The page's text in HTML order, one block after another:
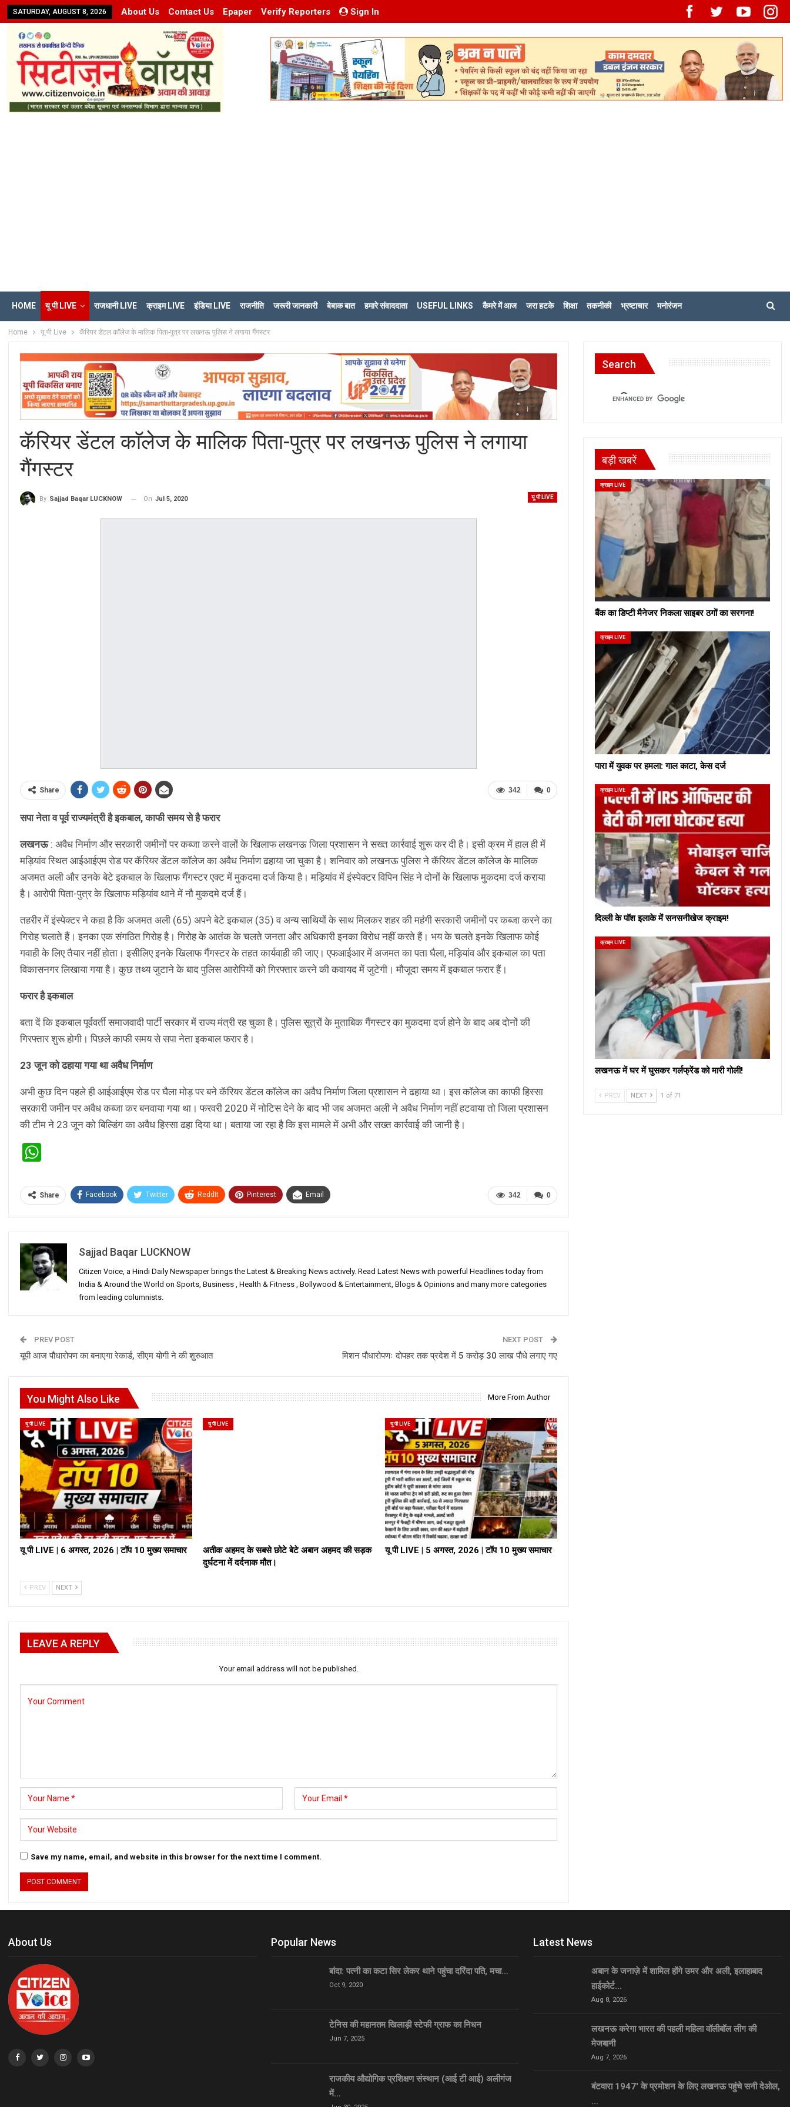
SATURDAY, AUGUST 8, 2026 About Us Contact Us Epaper Verify Reporters Sign In
HOME यू पी LIVE राजधानी LIVE क्राइम LIVE इंडिया LIVE राजनीति जरूरी जानकारी बेबाक बात हमारे संवाददाता USEFUL LINKS कैमरे में आज जरा हटके शिक्षा तकनीकी भ्रष्टाचार मनोरंजन
Home यू पी Live कॅरियर डेंटल काॅलेज के मालिक पिता-पुत्र पर लखनऊ पुलिस ने लगाया गैंगस्टर
कॅरियर डेंटल काॅलेज के मालिक पिता-पुत्र पर लखनऊ पुलिस ने लगाया
गैंगस्टर
यू पी LIVE
By Sajjad Baqar LUCKNOW On Jul 5, 2020
0
342
Share
सपा नेता व पूर्व राज्यमंत्री है इकबाल, काफी समय से है फरार
लखनऊ: अवैध निर्माण और सरकारी जमीनों पर कब्जा करने वालों के खिलाफ लखनऊ जिला प्रशासन ने सख्त कार्रवाई शुरू कर दी है। इसी क्रम में हाल ही में
मड़ियांव स्थित आईआईएम रोड पर कॅरियर डेंटल काॅलेज का अवैध निर्माण ढहाया जा चुका है। शनिवार को लखनऊ पुलिस ने कॅरियर डेंटल काॅलेज के मालिक
अजमत अली और उनके बेटे इकबाल के खिलाफ गैंगस्टर एक्ट में मुकदमा दर्ज किया है। मड़ियांव में इंस्पेक्टर विपिन सिंह ने दोनों के खिलाफ मुकदमा दर्ज कराया
है। आरोपी पिता-पुत्र के खिलाफ मड़ियांव थाने में नौ मुकदमे दर्ज हैं।
तहरीर में इंस्पेक्टर ने कहा है कि अजमत अली (65) अपने बेटे इकबाल (35) व अन्य साथियों के साथ मिलकर शहर की महंगी सरकारी जमीनों पर कब्जा करने का
गिरोह चलाते हैं। इनका एक संगठित गिरोह है। गिरोह के आतंक के चलते जनता और अधिकारी इनका विरोध नहीं करते हैं। भय के चलते इनके खिलाफ कोई
गवाही के लिए तैयार नहीं होता। इसीलिए इनके खिलाफ गैंगस्टर के तहत कार्यवाही की जाए। एफआईआर में अजमत का पता घैला, मड़ियांव और इकबाल का पता
विकासनगर लिखाया गया है। कुछ तथ्य जुटाने के बाद पुलिस आरोपियों को गिरफ्तार करने की कवायद में जुटेगी। मौजूदा समय में इकबाल फरार हैं।
फरार है इकबाल
बता दें कि इकबाल पूर्ववर्ती समाजवादी पार्टी सरकार में राज्य मंत्री रह चुका है। पुलिस सूत्रों के मुताबिक गैंगस्टर का मुकदमा दर्ज होने के बाद अब दोनों की
गिरफ्तार शुरू होगी। पिछले काफी समय से सपा नेता इकबाल फरार है।
23 जून को ढहाया गया था अवैध निर्माण
अभी कुछ दिन पहले ही आईआईएम रोड पर घैला मोड़ पर बने कॅरियर डेंटल काॅलेज का अवैध निर्माण जिला प्रशासन ने ढहाया था। इस काॅलेज का काफी हिस्सा
सरकारी जमीन पर अवैध कब्जा कर बनवाया गया था। फरवरी 2020 में नोटिस देने के बाद भी जब अजमत अली ने अवैध निर्माण नहीं हटवाया तो जिला प्रशासन
की टीम ने 23 जून को बिल्डिंग का अवैध हिस्सा ढहा दिया था। बताया जा रहा है कि इस मामले में अभी और सख्त कार्रवाई की जानी है।
0
342
Share Facebook Twitter ReddIt Pinterest Email
Sajjad Baqar LUCKNOW
Citizen Voice, a Hindi Daily Newspaper brings the Latest & Breaking News actively. Read Latest News with powerful Headlines today from
India & Around the World on Sports, Business , Health & Fitness , Bollywood & Entertainment, Blogs & Opinions and many more categories
from leading columnists.
PREV POST
यूपी आज पौधारोपण का बनाएगा रेकार्ड, सीएम योगी ने की शुरुआत
NEXT POST
मिशन पौधारोपणः दोपहर तक प्रदेश में 5 करोड़ 30 लाख पौधे लगाए गए
You Might Also Like More From Author
यू पी LIVE
यू पी LIVE | 6 अगस्त, 2026 | टॉप 10 मुख्य समाचार
यू पी LIVE
अतीक अहमद के सबसे छोटे बेटे अबान अहमद की सड़क
दुर्घटना में दर्दनाक मौत।
यू पी LIVE
यू पी LIVE | 5 अगस्त, 2026 | टॉप 10 मुख्य समाचार
PREV NEXT
LEAVE A REPLY
Your email address will not be published.
Save my name, email, and website in this browser for the next time I comment.
Search
बड़ी खबरें
क्राइम LIVE
बैंक का डिप्टी मैनेजर निकला साइबर ठगों का सरगना!
क्राइम LIVE
पारा में युवक पर हमला: गाल काटा, केस दर्ज
क्राइम LIVE
दिल्ली के पॉश इलाके में सनसनीखेज क्राइम!
क्राइम LIVE
लखनऊ में घर में घुसकर गर्लफ्रेंड को मारी गोली!
PREV NEXT 1 of 71
About Us Popular News
बांदा: पत्नी का कटा सिर लेकर थाने पहुंचा दरिंदा पति, मचा…
Oct 9, 2020
टेनिस की महानतम खिलाड़ी स्टेफी ग्राफ का निधन
Jun 7, 2025
राजकीय औद्योगिक प्रशिक्षण संस्थान (आई टी आई) अलीगंज
में…
Latest News
अबान के जनाज़े में शामिल होंगे उमर और अली, इलाहाबाद
हाईकोर्ट…
Aug 8, 2026
लखनऊ करेगा भारत की पहली महिला वॉलीबॉल लीग की
मेजबानी
Aug 7, 2026
बंटवारा 1947′ के प्रमोशन के लिए लखनऊ पहुंचे सनी देओल,
…